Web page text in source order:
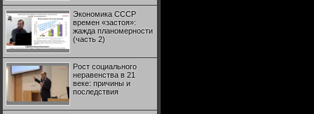
Экономика СССР
времен «застоя»:
жажда планомерности
(часть 2)
Рост социального
неравенства в 21
веке: причины и
последствия